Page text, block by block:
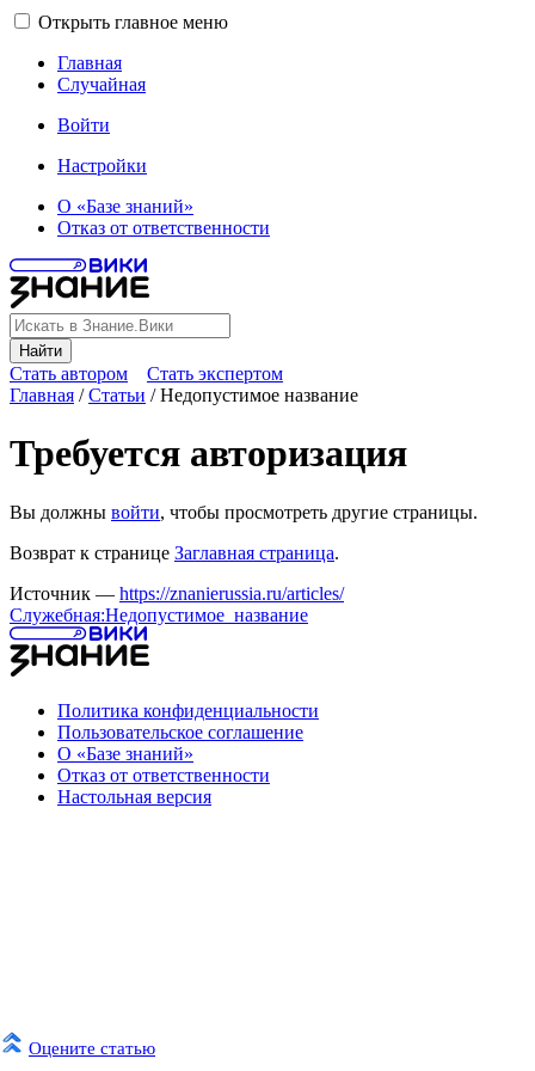
Открыть главное меню
Главная
Случайная
Войти
Настройки
О «Базе знаний»
Отказ от ответственности
Найти
Стать автором Стать экспертом
Оцените статью
Главная /Статьи /Недопустимое название
Требуется авторизация
Вы должны войти, чтобы просмотреть другие страницы.
Возврат к странице Заглавная страница.
Источник — https://znanierussia.ru/articles/
Служебная:Недопустимое_название
Политика конфиденциальности
Пользовательское соглашение
О «Базе знаний»
Отказ от ответственности
Настольная версия